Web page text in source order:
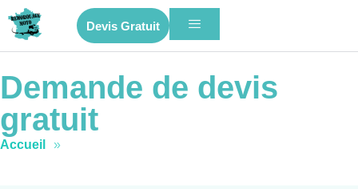
Devis Gratuit
Demande de devis
gratuit
Accueil »